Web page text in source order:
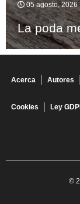
05 agosto, 2026
La poda
Acerca Autores
Cookies Ley
©